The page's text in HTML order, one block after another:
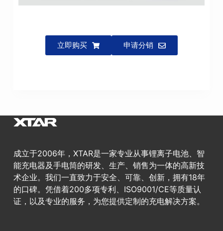
立即购买 申请分销
成立于2006年，XTAR是一家专业从事锂离子电池、智
能充电器及手电筒的研发、生产、销售为一体的高新技
术企业。我们一直致力于安全、可靠、创新，拥有18年
的口碑。凭借着200多项专利、ISO9001/CE等质量认
证，以及专业的服务，为您提供定制的充电解决方案。